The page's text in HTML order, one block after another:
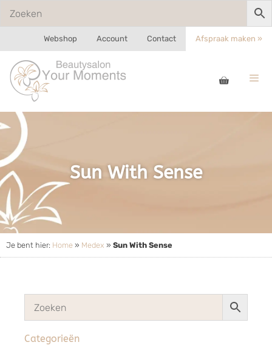
Webshop Account Contact Afspraak maken »
Sun With Sense
Je bent hier: Home » Medex » Sun With Sense
Categorieën